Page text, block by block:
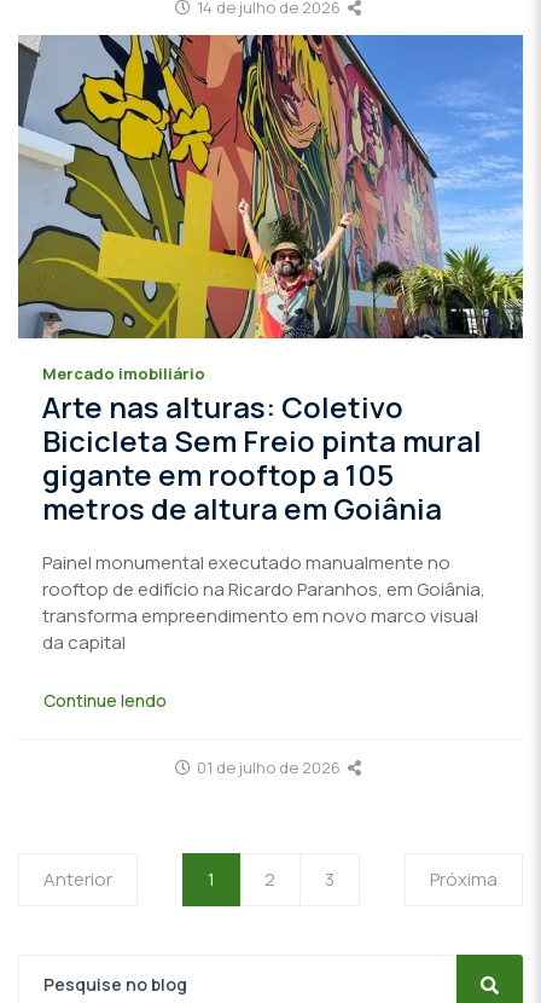
14 de julho de 2026
Mercado imobiliário
Arte nas alturas: Coletivo
Bicicleta Sem Freio pinta mural
gigante em rooftop a 105
metros de altura em Goiânia
Painel monumental executado manualmente no
rooftop de edifício na Ricardo Paranhos, em Goiânia,
transforma empreendimento em novo marco visual
da capital
Continue lendo
01 de julho de 2026
Anterior 1 2 3 Próxima